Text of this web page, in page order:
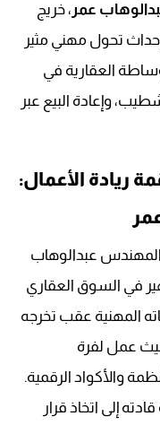
عمر ، خريج
بحلول عام 2026 في إحداث تحول مهني مثير
العقارية في
وإعادة البيع عبر
ريادة الأعمال:
عبدالوهاب
في السوق العقاري
المهنية عقب تخرجه
عمل لفرة
والأكواد الرقمية.
إلى اتخاذ قرار